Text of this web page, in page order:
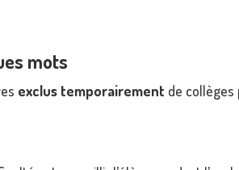
mots
exclus temporairement de collèges